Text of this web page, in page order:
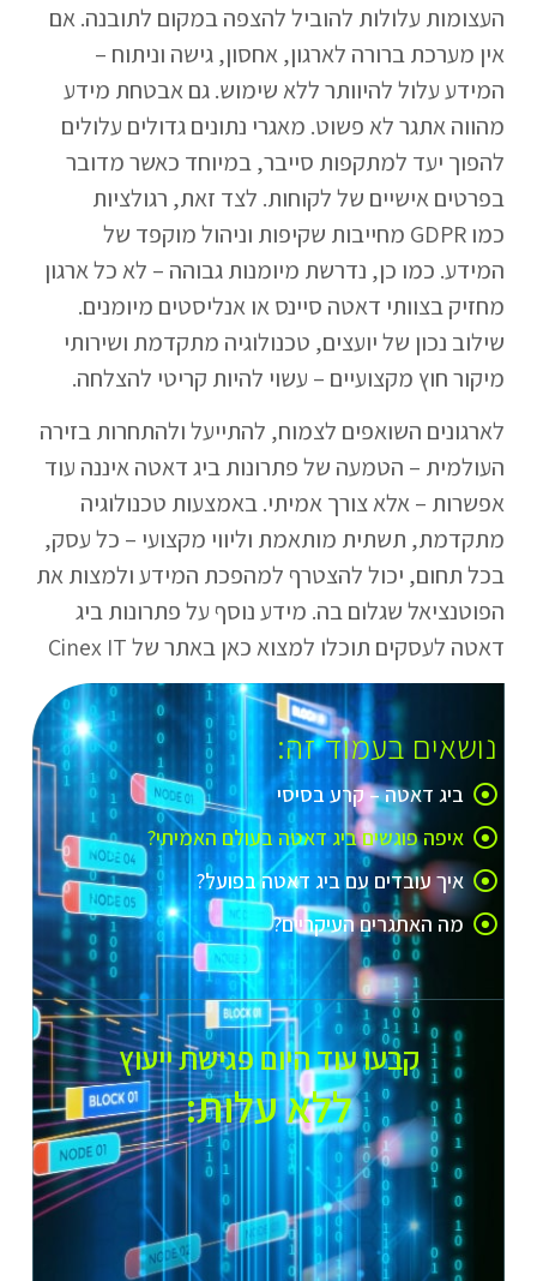
העצומות עלולות להוביל להצפה במקום לתובנה. אם
אין מערכת ברורה לארגון, אחסון, גישה וניתוח –
המידע עלול להיוותר ללא שימוש. גם אבטחת מידע
מהווה אתגר לא פשוט. מאגרי נתונים גדולים עלולים
להפוך יעד למתקפות סייבר, במיוחד כאשר מדובר
בפרטים אישיים של לקוחות. לצד זאת, רגולציות
כמו GDPR מחייבות שקיפות וניהול מוקפד של
המידע. כמו כן, נדרשת מיומנות גבוהה – לא כל ארגון
מחזיק בצוותי דאטה סיינס או אנליסטים מיומנים.
שילוב נכון של יועצים, טכנולוגיה מתקדמת ושירותי
מיקור חוץ מקצועיים – עשוי להיות קריטי להצלחה.
לארגונים השואפים לצמוח, להתייעל ולהתחרות בזירה
העולמית – הטמעה של פתרונות ביג דאטה איננה עוד
אפשרות – אלא צורך אמיתי. באמצעות טכנולוגיה
מתקדמת, תשתית מותאמת וליווי מקצועי – כל עסק,
בכל תחום, יכול להצטרף למהפכת המידע ולמצות את
הפוטנציאל שגלום בה. מידע נוסף על פתרונות ביג
דאטה לעסקים תוכלו למצוא כאן באתר של Cinex IT
נושאים בעמוד זה:
ביג דאטה – קרע בסיסי
איפה פוגשים ביג דאטה בעולם האמיתי?
איך עובדים עם ביג דאטה בפועל?
מה האתגרים העיקריים?
קבעו עוד היום פגישת ייעוץ
ללא עלות:​